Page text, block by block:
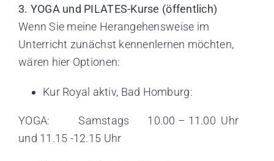
3. YOGA und PILATES-Kurse (öffentlich)
Wenn Sie meine Herangehensweise im
Unterricht zunächst kennenlernen möchten,
wären hier Optionen:
Kur Royal aktiv, Bad Homburg:
YOGA: Samstags 10.00 – 11.00 Uhr
und 11.15 -12.15 Uhr